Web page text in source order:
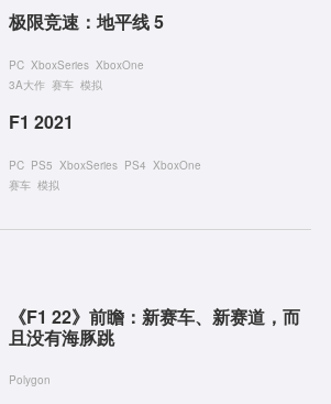
极限竞速：地平线 5
PC XboxSeries XboxOne
3A大作 赛车 模拟
F1 2021
PC PS5 XboxSeries PS4 XboxOne
赛车 模拟
《F1 22》前瞻：新赛车、新赛道，而
且没有海豚跳
Polygon